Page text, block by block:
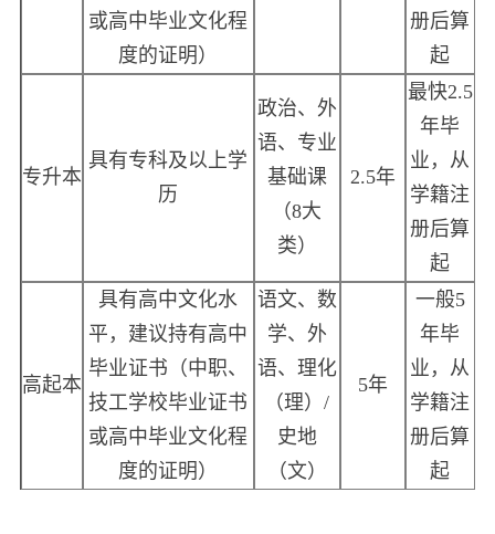
或高中毕业文化程
度的证明）
册后算
起
专升本
具有专科及以上学
历
政治、外
语、专业
基础课
（8大
类）
2.5年
最快2.5
年毕
业，从
学籍注
册后算
起
高起本
具有高中文化水
平，建议持有高中
毕业证书（中职、
技工学校毕业证书
或高中毕业文化程
度的证明）
语文、数
学、外
语、理化
（理）/
史地
（文）
5年
一般5
年毕
业，从
学籍注
册后算
起